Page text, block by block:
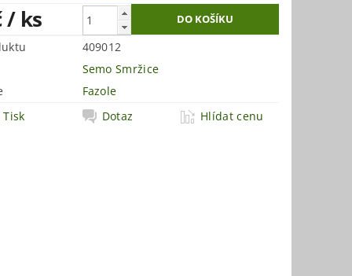
/ ks
409012
Semo Smržice
Fazole
Tisk
Dotaz Hlídat cenu